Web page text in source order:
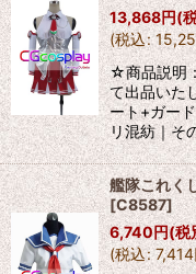
13,868円(
(税込:
☆商品説明
て出品いた
ート+ガ
リ混紡｜
艦隊これ
[C8587]
6,740円(税
(税込: 7,414